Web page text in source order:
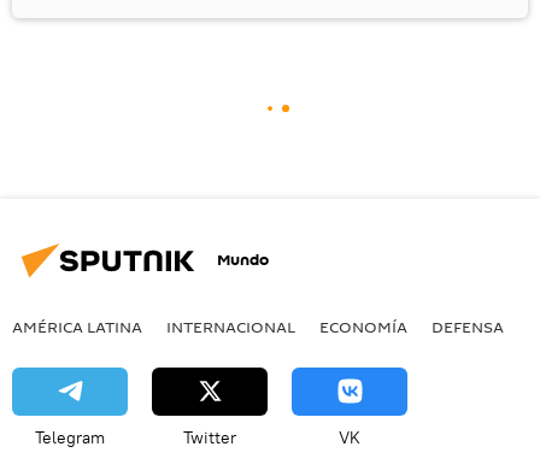
Mundo
AMÉRICA LATINA INTERNACIONAL ECONOMÍA DEFENSA
Telegram Twitter VK